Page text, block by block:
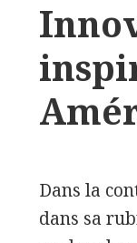
Dans la
dans sa